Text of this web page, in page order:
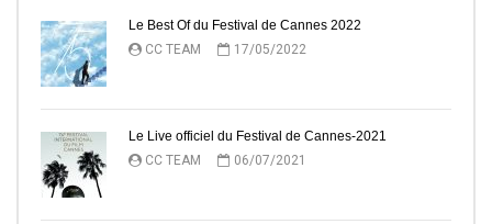
Le Best Of du Festival de Cannes 2022
CC TEAM
17/05/2022
Le Live officiel du Festival de Cannes-2021
CC TEAM
06/07/2021